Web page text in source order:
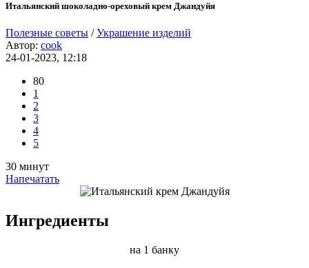
Итальянский шоколадно-ореховый крем Джандуйя
Полезные советы /Украшение изделий
Автор: cook
24-01-2023, 12:18
80
1
2
3
4
5
30 минут
Напечатать
Ингредиенты
на 1 банку